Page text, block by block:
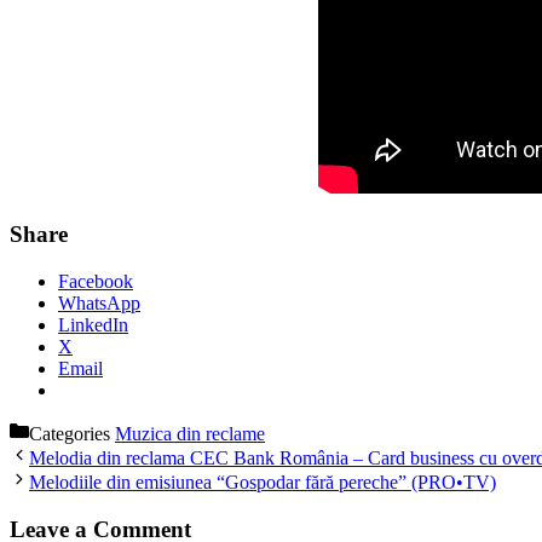
Share
Facebook
WhatsApp
LinkedIn
X
Email
Categories Muzica din reclame
Melodia din reclama CEC Bank România – Card business cu
Melodiile din emisiunea “Gospodar fără pereche” (PRO•TV)
Leave a Comment